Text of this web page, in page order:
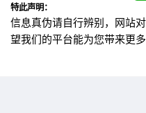
特此声明：
信息真伪请自行辨别，网站
望我们的平台能为您带来更多